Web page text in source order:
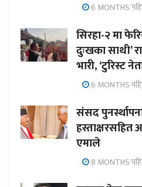
6 MONTHS
सिरहा-२ मा
दुःखका साथी’
भारी, ‘टुरिस्ट
6 MONTHS
संसद
हस्ताक्षरसहित
एमाले
8 MONTHS